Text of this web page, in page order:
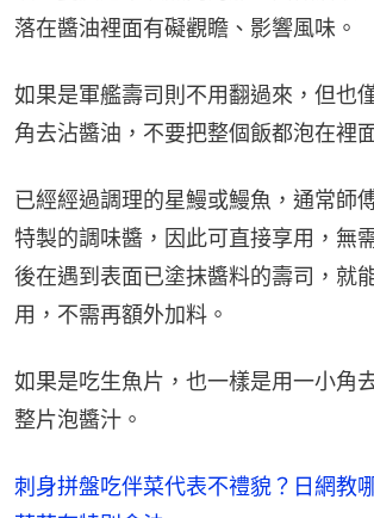
落在醬油裡面有礙觀瞻、影響風味。
如果是軍艦壽司則不用翻過來，但也
角去沾醬油，不要把整個飯都泡在裡
已經經過調理的星鰻或鰻魚，通常師
特製的調味醬，因此可直接享用，無
後在遇到表面已塗抹醬料的壽司，就
用，不需再額外加料。
如果是吃生魚片，也一樣是用一小角
整片泡醬汁。
刺身拼盤吃伴菜代表不禮貌？日網教